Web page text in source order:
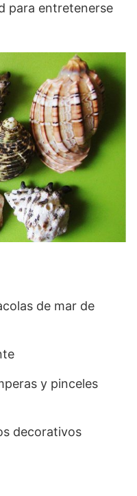
para entretenerse
de mar de
y pinceles
decorativos